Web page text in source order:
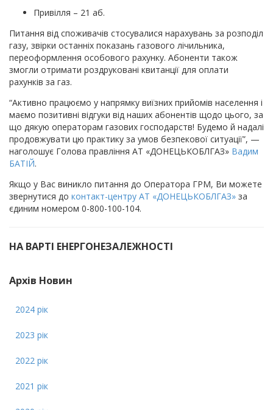
Привілля – 21 аб.
Питання від споживачів стосувалися нарахувань за розподіл
газу, звірки останніх показань газового лічильника,
переоформлення особового рахунку. Абоненти також
змогли отримати роздруковані квитанції для оплати
рахунків за газ.
“Активно працюємо у напрямку виїзних прийомів населення і
маємо позитивні відгуки від наших абонентів щодо цього, за
що дякую операторам газових господарств! Будемо й надалі
продовжувати цю практику за умов безпекової ситуації”, —
наголошує Голова правління АТ «ДОНЕЦЬКОБЛГАЗ» Вадим
БАТІЙ.
Якщо у Вас виникло питання до Оператора ГРМ, Ви можете
звернутися до контакт-центру АТ «ДОНЕЦЬКОБЛГАЗ» за
єдиним номером 0-800-100-104.
НА ВАРТІ ЕНЕРГОНЕЗАЛЕЖНОСТІ
Архів Новин
2024 рік
2023 рік
2022 рік
2021 рік